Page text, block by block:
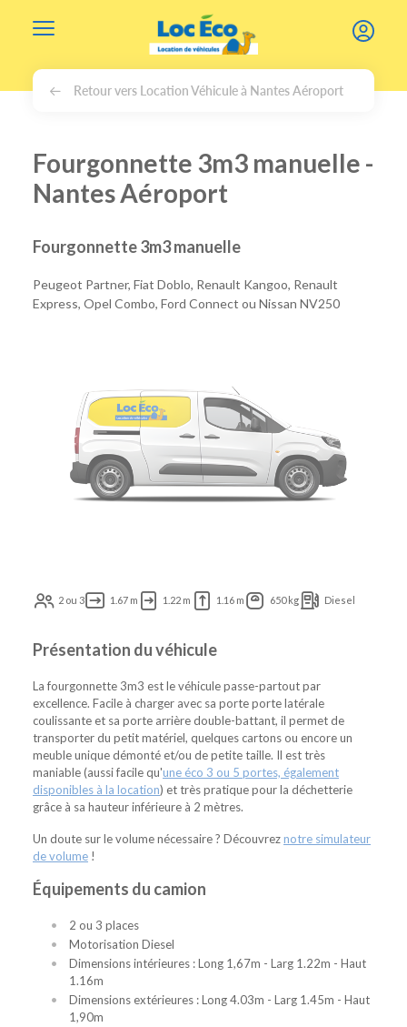
Retour vers Location Véhicule à Nantes Aéroport
Fourgonnette 3m3 manuelle -
Nantes Aéroport
Fourgonnette 3m3 manuelle
Peugeot Partner, Fiat Doblo, Renault Kangoo, Renault
Express, Opel Combo, Ford Connect ou Nissan NV250
2 ou 3 1.67 m 1.22 m 1.16 m 650 kg Diesel
Présentation du véhicule
La fourgonnette 3m3 est le véhicule passe-partout par
excellence. Facile à charger avec sa porte porte latérale
coulissante et sa porte arrière double-battant, il permet de
transporter du petit matériel, quelques cartons ou encore un
meuble unique démonté et/ou de petite taille. Il est très
maniable (aussi facile qu'une éco 3 ou 5 portes, également
disponibles à la location) et très pratique pour la déchetterie
grâce à sa hauteur inférieure à 2 mètres.
Un doute sur le volume nécessaire ? Découvreznotre simulateur
de volume !
Équipements du camion
2 ou 3 places
Motorisation Diesel
Dimensions intérieures : Long 1,67m - Larg 1.22m - Haut
1.16m
Dimensions extérieures : Long 4.03m - Larg 1.45m - Haut
1,90m